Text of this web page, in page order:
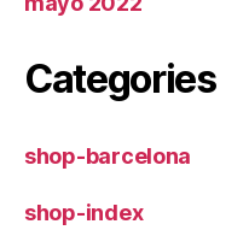
Categories
shop-barcelona
shop-index